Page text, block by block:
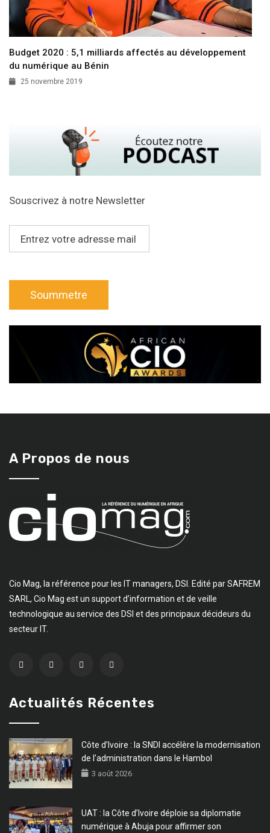
Budget 2020 : 5,1 milliards affectés au développement
du numérique au Bénin
25 novembre 2019
Souscrivez à notre Newsletter
A Propos de nous
Cio Mag, la référence pour les IT managers, DSI. Edité par SAFREM
SARL, Cio Mag est un support d’information et de veille
technologique au service des DSI et des principaux décideurs du
secteur IT.
Actualités Récentes
Côte d’Ivoire : la SNDI accélère la modernisation
de l’administration dans le Hambol
3 août 2026
UAT : la Côte d’Ivoire déploie sa diplomatie
numérique à Abuja pour affirmer son